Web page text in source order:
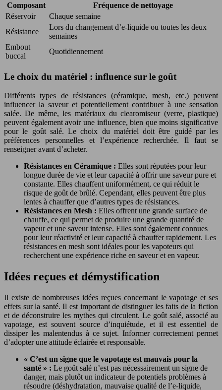
Composant
Fréquence de nettoyage
Réservoir
Chaque semaine
Résistance
Lors du changement d’e-liquide ou toutes les deux
semaines
Embout
buccal
Quotidiennement
Le choix du matériel : influence sur le goût
Différents types de résistances (céramique, mesh, etc.) peuvent
influencer la saveur et potentiellement contribuer à une sensation
salée. De même, les matériaux du clearomiseur (verre, plastique)
peuvent également avoir une influence, bien que moins significative
pour le goût salé. Le choix du matériel doit être guidé par les
préférences personnelles et l’expérience recherchée. Il faut se
renseigner avant d’acheter.
Résistances en Céramique : Elles sont réputées pour leur
longue durée de vie et leur capacité à offrir une saveur pure et
constante. Elles chauffent uniformément, ce qui réduit le
risque de goût de brûlé. Cependant, elles peuvent être plus
lentes à chauffer que d’autres types de résistances.
Résistances en Mesh : Elles offrent une grande surface de
chauffe, ce qui permet de produire une grande quantité de
vapeur et une saveur intense. Elles sont également connues
pour leur réactivité et leur capacité à chauffer rapidement. Les
résistances en mesh sont idéales pour les vapoteurs qui
recherchent une expérience riche en saveur et en vapeur.
Idées reçues et démystification
Il existe de nombreuses idées reçues concernant le vapotage et ses
effets sur la santé. Il est important de distinguer les faits de la fiction
et de déconstruire les mythes qui circulent. Le goût salé, associé au
vapotage, est souvent source d’inquiétude, et il est essentiel de
dissiper les malentendus à ce sujet. Informer correctement permet
d’adopter une attitude éclairée et responsable.
« C’est un signe que le vapotage est mauvais pour la
santé » : Le goût salé n’est pas nécessairement un signe de
danger, mais plutôt un indicateur de potentiels problèmes à
résoudre (déshydratation, mauvaise qualité de l’e-liquide,